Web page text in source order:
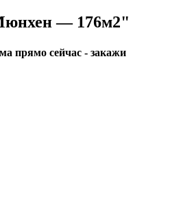
— 176м2"
прямо сейчас - закажи